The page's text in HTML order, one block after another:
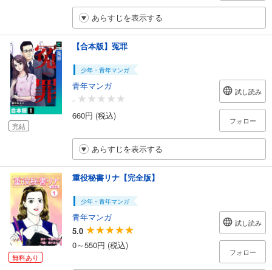
あらすじを表示する
完結
【合本版】冤罪
少年・青年マンガ
青年マンガ
-
660円 (税込)
試し読み
フォロー
あらすじを表示する
無料あり
重役秘書リナ【完全版】
少年・青年マンガ
青年マンガ
5.0
0～550円 (税込)
試し読み
フォロー